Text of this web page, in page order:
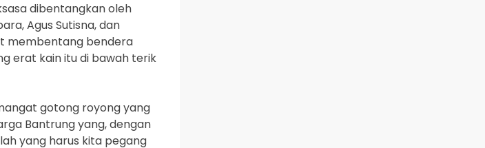
dibentangkan oleh
Agus Sutisna, dan
membentang bendera
erat kain itu di bawah terik
gotong royong yang
Bantrung yang, dengan
yang harus kita pegang